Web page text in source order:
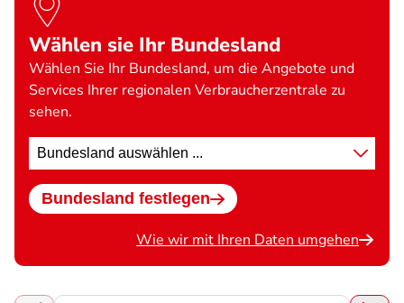
Wählen sie Ihr Bundesland
Wählen Sie Ihr Bundesland, um die Angebote und
Services Ihrer regionalen Verbraucherzentrale zu
sehen.
Standort
wählen
Bundesland festlegen
Wie wir mit Ihren Daten umgehen